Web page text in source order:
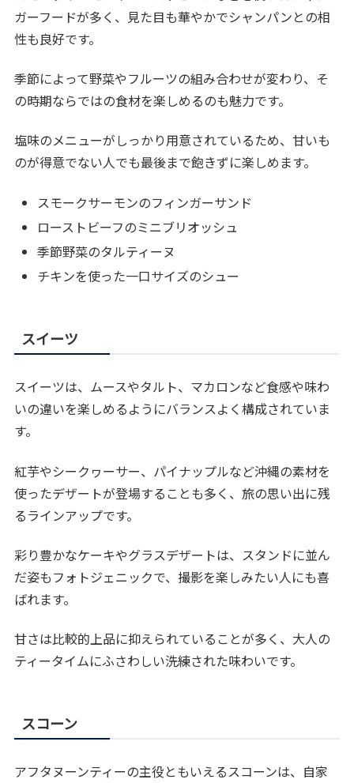
ガーフードが多く、見た目も華やかでシャンパンとの相
性も良好です。
季節によって野菜やフルーツの組み合わせが変わり、そ
の時期ならではの食材を楽しめるのも魅力です。
塩味のメニューがしっかり用意されているため、甘いも
のが得意でない人でも最後まで飽きずに楽しめます。
スモークサーモンのフィンガーサンド
ローストビーフのミニブリオッシュ
季節野菜のタルティーヌ
チキンを使った一口サイズのシュー
スイーツ
スイーツは、ムースやタルト、マカロンなど食感や味わ
いの違いを楽しめるようにバランスよく構成されていま
す。
紅芋やシークヮーサー、パイナップルなど沖縄の素材を
使ったデザートが登場することも多く、旅の思い出に残
るラインアップです。
彩り豊かなケーキやグラスデザートは、スタンドに並ん
だ姿もフォトジェニックで、撮影を楽しみたい人にも喜
ばれます。
甘さは比較的上品に抑えられていることが多く、大人の
ティータイムにふさわしい洗練された味わいです。
スコーン
アフタヌーンティーの主役ともいえるスコーンは、自家